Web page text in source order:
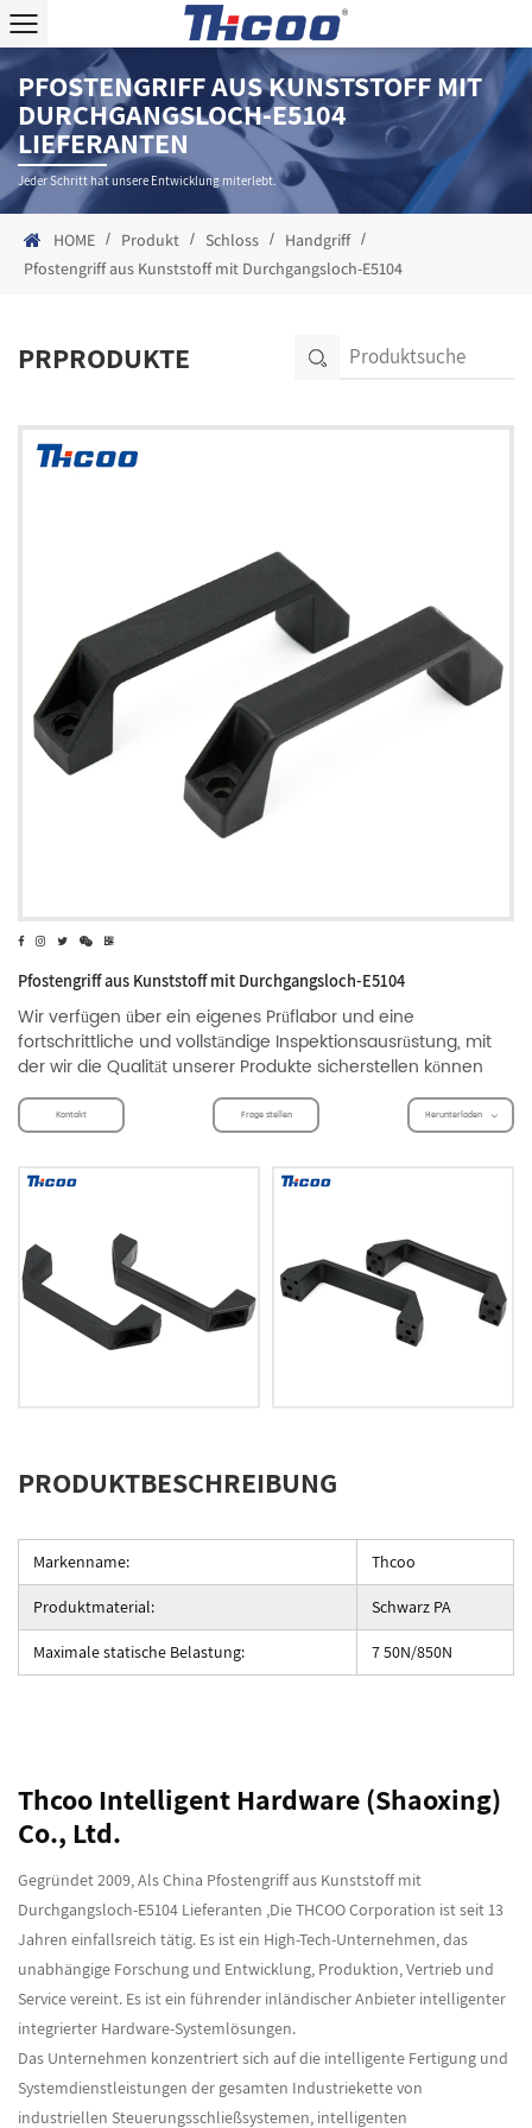
PFOSTENGRIFF AUS KUNSTSTOFF MIT
DURCHGANGSLOCH-E5104
LIEFERANTEN
Jeder Schritt hat unsere Entwicklung miterlebt.
HOME / Produkt / Schloss / Handgriff /
Pfostengriff aus Kunststoff mit Durchgangsloch-E5104
PRPRODUKTE
Pfostengriff aus Kunststoff mit Durchgangsloch-E5104
Wir verfügen über ein eigenes Prüflabor und eine
fortschrittliche und vollständige Inspektionsausrüstung, mit
der wir die Qualität unserer Produkte sicherstellen können
Kontakt Frage stellen Herunterladen
PRODUKTBESCHREIBUNG
Markenname: Thcoo
Produktmaterial: Schwarz PA
Maximale statische Belastung: 7 50N/850N
Thcoo Intelligent Hardware (Shaoxing)
Co., Ltd.
Gegründet 2009, AlsChina Pfostengriff aus Kunststoff mit
Durchgangsloch-E5104 Lieferanten ,Die THCOO Corporation ist seit 13
Jahren einfallsreich tätig. Es ist ein High-Tech-Unternehmen, das
unabhängige Forschung und Entwicklung, Produktion, Vertrieb und
Service vereint. Es ist ein führender inländischer Anbieter intelligenter
integrierter Hardware-Systemlösungen.
Das Unternehmen konzentriert sich auf die intelligente Fertigung und
Systemdienstleistungen der gesamten Industriekette von
industriellen Steuerungsschließsystemen, intelligenten